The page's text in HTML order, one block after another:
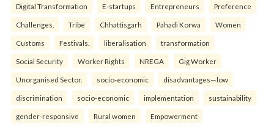
Digital Transformation E-startups Entrepreneurs Preference
Challenges. Tribe Chhattisgarh Pahadi Korwa Women
Customs Festivals. liberalisation transformation
Social Security Worker Rights NREGA Gig Worker
Unorganised Sector. socio-economic disadvantages—low
discrimination socio-economic implementation sustainability
gender-responsive Rural women Empowerment